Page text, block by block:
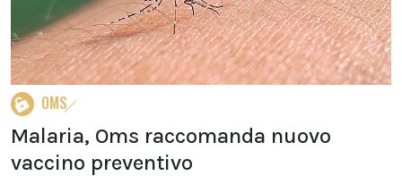
OMS
Malaria, Oms raccomanda nuovo
vaccino preventivo